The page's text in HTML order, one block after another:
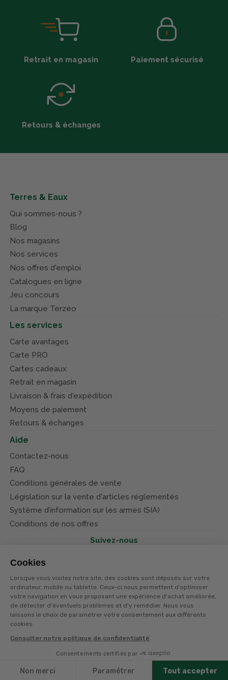
Cookies
Lorsque vous visitez notre site, des cookies sont déposés sur votre
ordinateur, mobile ou tablette. Ceux-ci nous permettent d'optimiser
votre navigation en vous proposant une expérience d'achat améliorée,
de détecter d'éventuels problèmes et d'y remédier. Nous vous
laissons le choix de paramétrer votre consentement aux différents
cookies.
Consulter notre politique de confidentialité
Consentements certifiés par
Non merci Paramétrer Tout accepter
Retrait en magasin Paiement sécurisé
Retours & échanges
Terres & Eaux
Qui sommes-nous ?
Blog
Nos magasins
Nos services
Nos offres d'emploi
Catalogues en ligne
Jeu concours
La marque Terzéo
Les services
Carte avantages
Carte PRO
Cartes cadeaux
Retrait en magasin
Livraison & frais d'expédition
Moyens de paiement
Retours & échanges
Aide
Contactez-nous
FAQ
Conditions générales de vente
Législation sur la vente d'articles réglementés
Système d’information sur les armes (SIA)
Conditions de nos offres
Suivez-nous
© Terres et eaux 2026
Politique de confidentialité
Mentions légales
CGV